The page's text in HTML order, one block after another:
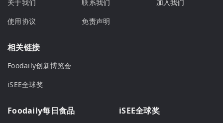
关于我们 联系我们
加入我们
使用协议
免责声明
相关链接
Foodaily创新博览会
iSEE全球奖
Foodaily每日食品 iSEE全球奖